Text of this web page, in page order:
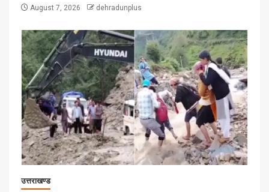
August 7, 2026 dehradunplus
उत्तराखण्ड